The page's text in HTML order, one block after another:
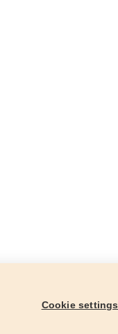
Cookie settings